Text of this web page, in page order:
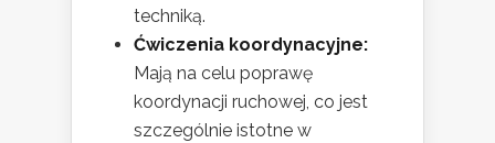
techniką.
Ćwiczenia koordynacyjne:
Mają na celu poprawę
koordynacji ruchowej, co jest
szczególnie istotne w